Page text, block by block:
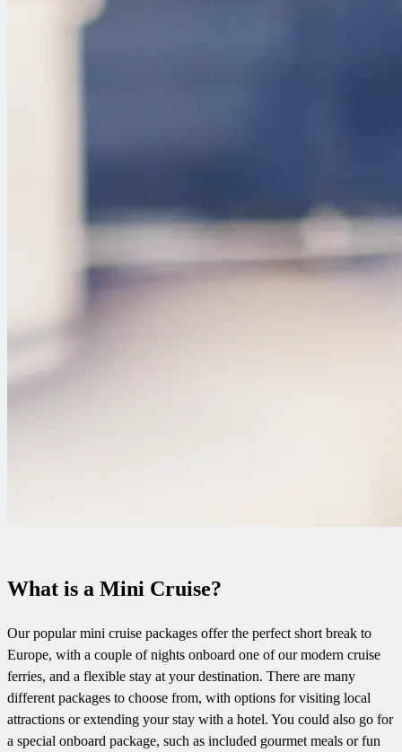
What is a Mini Cruise?
Our popular mini cruise packages offer the perfect short break to
Europe, with a couple of nights onboard one of our modern cruise
ferries, and a flexible stay at your destination. There are many
different packages to choose from, with options for visiting local
attractions or extending your stay with a hotel. You could also go for
a special onboard package, such as included gourmet meals or fun